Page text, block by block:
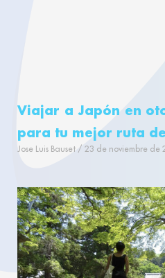
Viajar a Japón en
para tu mejor ruta
Jose Luis Bauset 23 de noviembre de